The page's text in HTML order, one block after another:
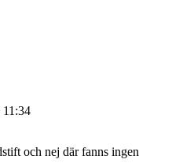
11:34
och nej där fanns ingen